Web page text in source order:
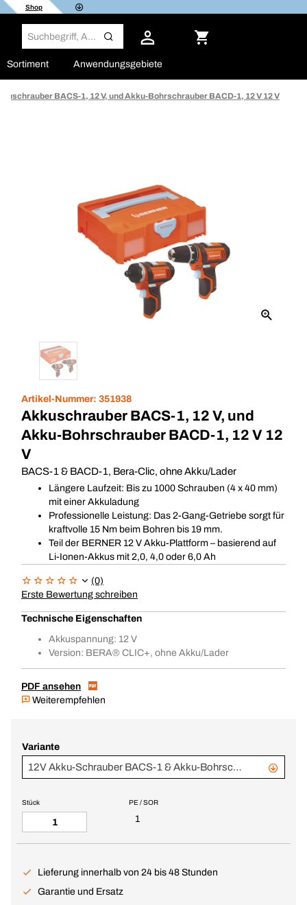
Shop
Sortiment Anwendungsgebiete
BACS-1, 12 V, und Akku-Bohrschrauber BACD-1, 12 V 12 V
Artikel-Nummer: 351938
Akkuschrauber BACS-1, 12 V, und
Akku-Bohrschrauber BACD-1, 12 V 12
V
BACS-1 & BACD-1, Bera-Clic, ohne Akku/Lader
Längere Laufzeit: Bis zu 1000 Schrauben (4 x 40 mm)
mit einer Akkuladung
Professionelle Leistung: Das 2-Gang-Getriebe sorgt für
kraftvolle 15 Nm beim Bohren bis 19 mm.
Teil der BERNER 12 V Akku-Plattform – basierend auf
Li-Ionen-Akkus mit 2,0, 4,0 oder 6,0 Ah
(0)
Erste Bewertung schreiben
Technische Eigenschaften
Akkuspannung: 12 V
Version: BERA® CLIC+, ohne Akku/Lader
PDF ansehen
Weiterempfehlen
Variante
12V Akku-Schrauber BACS-1 & Akku-Bohrschrauber BACD-1 im BC+
PE / SOR
1
Stück
Lieferung innerhalb von 24 bis 48 Stunden
Garantie und Ersatz